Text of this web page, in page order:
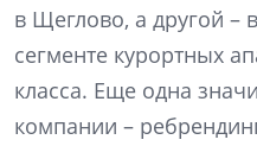
в Щеглово, а другой –
сегменте курортных
класса. Еще одна
компании –